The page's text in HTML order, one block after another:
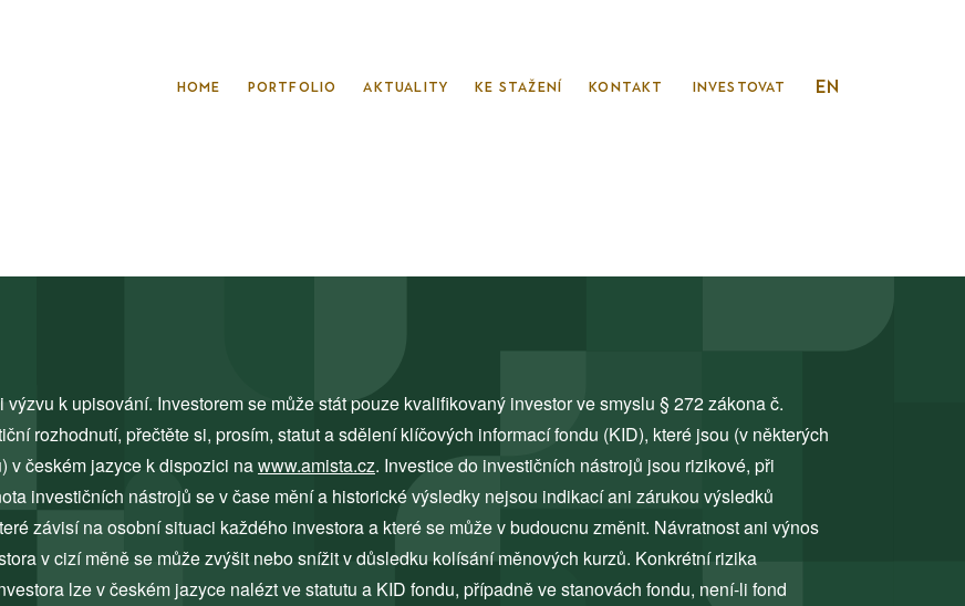
HOME PORTFOLIO AKTUALITY KE STAŽENÍ KONTAKT Investovat CS
EN
k upisování. Investorem se může stát pouze kvalifikovaný investor ve smyslu § 272 zákona č.
rozhodnutí, přečtěte si, prosím, statut a sdělení klíčových informací fondu (KID), které jsou (v některých
v českém jazyce k dispozici nawww.amista.cz. Investice do investičních nástrojů jsou rizikové, při
investičních nástrojů se v čase mění a historické výsledky nejsou indikací ani zárukou výsledků
závisí na osobní situaci každého investora a které se může v budoucnu změnit. Návratnost ani výnos
v cizí měně se může zvýšit nebo snížit v důsledku kolísání měnových kurzů. Konkrétní rizika
lze v českém jazyce nalézt ve statutu a KID fondu, případně ve stanovách fondu, není-li fond